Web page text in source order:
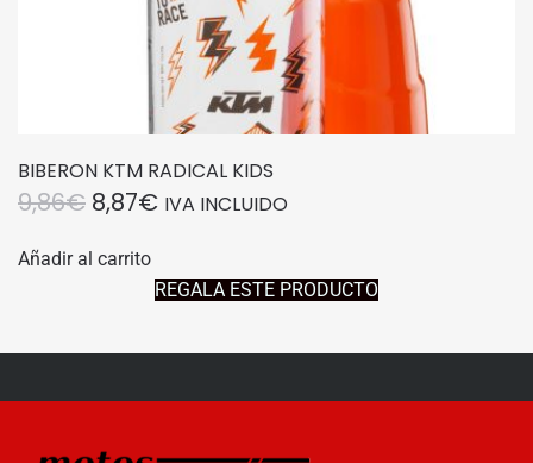
BIBERON KTM RADICAL KIDS
9,86€ EL
ORIGINAL
8,87€EL
ACTUAL
ES:
IVA INCLUIDO
Añadir al carrito
REGALA ESTE PRODUCTO